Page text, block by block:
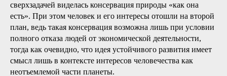
сверхзадачей виделась консервация природы «как она
есть». При этом человек и его интересы отошли на второй
план, ведь такая консервация возможна лишь при условии
полного отказа людей от экономической деятельности,
тогда как очевидно, что идея устойчивого развития имеет
смысл лишь в контексте интересов человечества как
неотъемлемой части планеты.